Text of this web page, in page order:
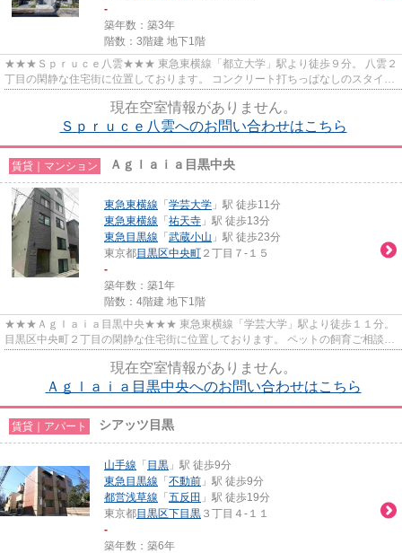
-
築年数：築3年
階数：3階建 地下1階
★★★Ｓｐｒｕｃｅ八雲★★★ 東急東横線「都立大学」駅より徒歩９分。 八雲２
丁目の閑静な住宅街に位置しております。 コンクリート打ちっぱなしのスタイリ
現在空室情報がありません。
Ｓｐｒｕｃｅ八雲へのお問い合わせはこちら
賃貸｜マンション Ａｇｌａｉａ目黒中央
東急東横線 「 学芸大学 」駅 徒歩11分
東急東横線 「 祐天寺 」駅 徒歩13分
東急目黒線 「 武蔵小山 」駅 徒歩23分
東京都目黒区中央町 ２丁目７-１５
-
築年数：築1年
階数：4階建 地下1階
★★★Ａｇｌａｉａ目黒中央★★★ 東急東横線「学芸大学」駅より徒歩１１分。
目黒区中央町２丁目の閑静な住宅街に位置しております。 ペットの飼育ご相談可
現在空室情報がありません。
Ａｇｌａｉａ目黒中央へのお問い合わせはこちら
賃貸｜アパート シアッツ目黒
山手線 「 目黒 」駅 徒歩9分
東急目黒線 「 不動前 」駅 徒歩9分
都営浅草線 「 五反田 」駅 徒歩19分
東京都目黒区下目黒 ３丁目４-１１
-
築年数：築6年